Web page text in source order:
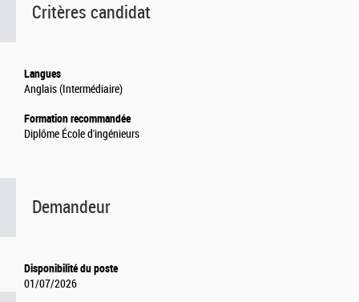
Critères candidat
Langues
Anglais (Intermédiaire)
Formation recommandée
Diplôme École d'ingénieurs
Demandeur
Disponibilité du poste
01/07/2026